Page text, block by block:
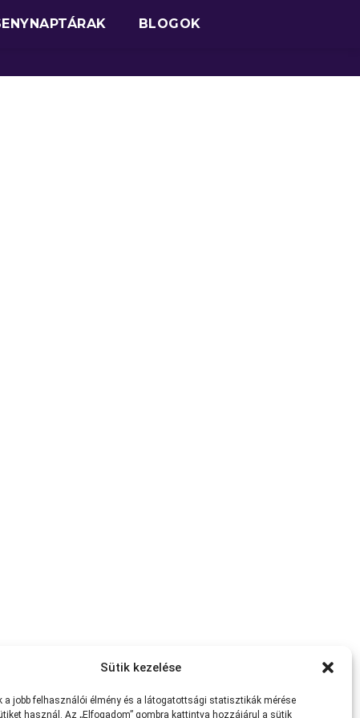
Sütik kezelése
a jobb felhasználói élmény és a látogatottsági statisztikák mérése
használ. Az „Elfogadom” gombra kattintva hozzájárul a sütik
BLOGOK